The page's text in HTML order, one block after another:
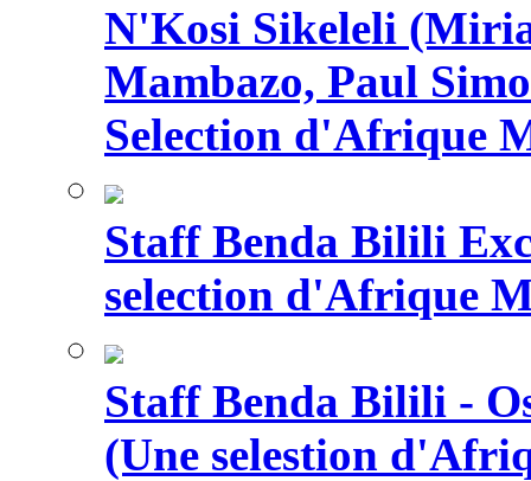
N'Kosi Sikeleli
Mambazo, Paul
Selection d'Afrique
Staff Benda Bilili
selection d'Afrique
Staff Benda Bilili -
(Une selestion